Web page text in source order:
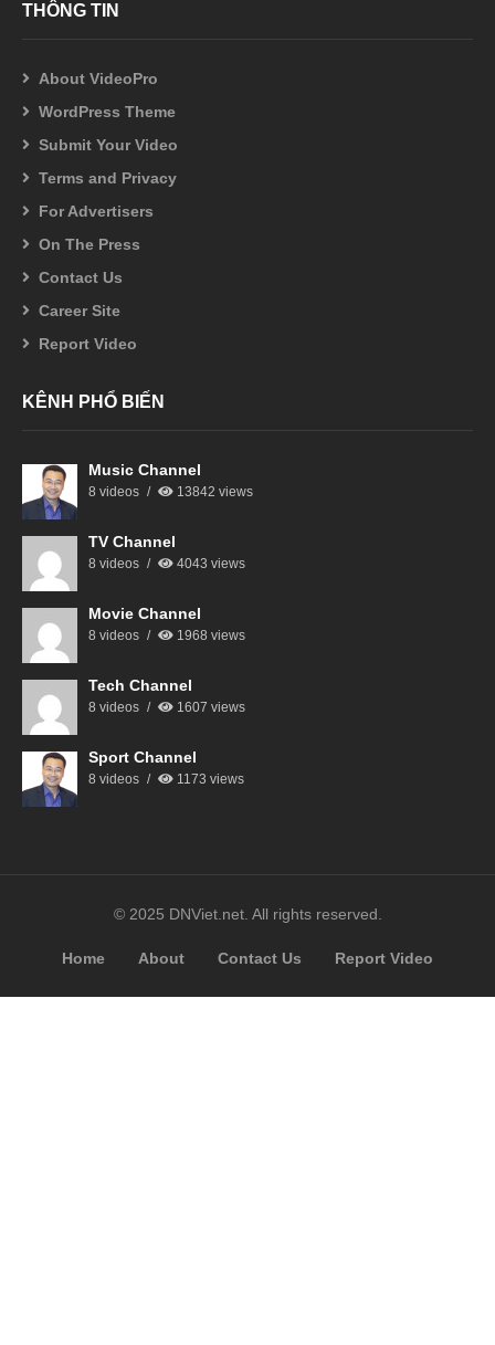
THÔNG TIN
About VideoPro
WordPress Theme
Submit Your Video
Terms and Privacy
For Advertisers
On The Press
Contact Us
Career Site
Report Video
KÊNH PHỔ BIẾN
Music Channel
8 videos 13842 views
TV Channel
8 videos 4043 views
Movie Channel
8 videos 1968 views
Tech Channel
8 videos 1607 views
Sport Channel
8 videos 1173 views
© 2025 DNViet.net. All rights reserved.
Home About Contact Us Report Video